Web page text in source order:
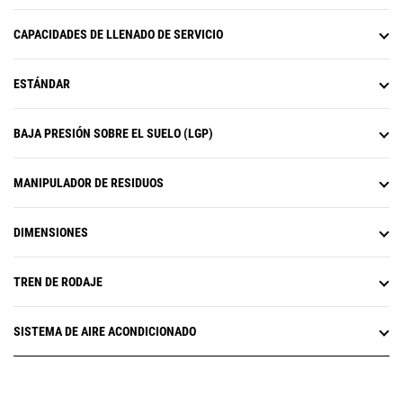
CAPACIDADES DE LLENADO DE SERVICIO
ESTÁNDAR
BAJA PRESIÓN SOBRE EL SUELO (LGP)
MANIPULADOR DE RESIDUOS
DIMENSIONES
TREN DE RODAJE
SISTEMA DE AIRE ACONDICIONADO